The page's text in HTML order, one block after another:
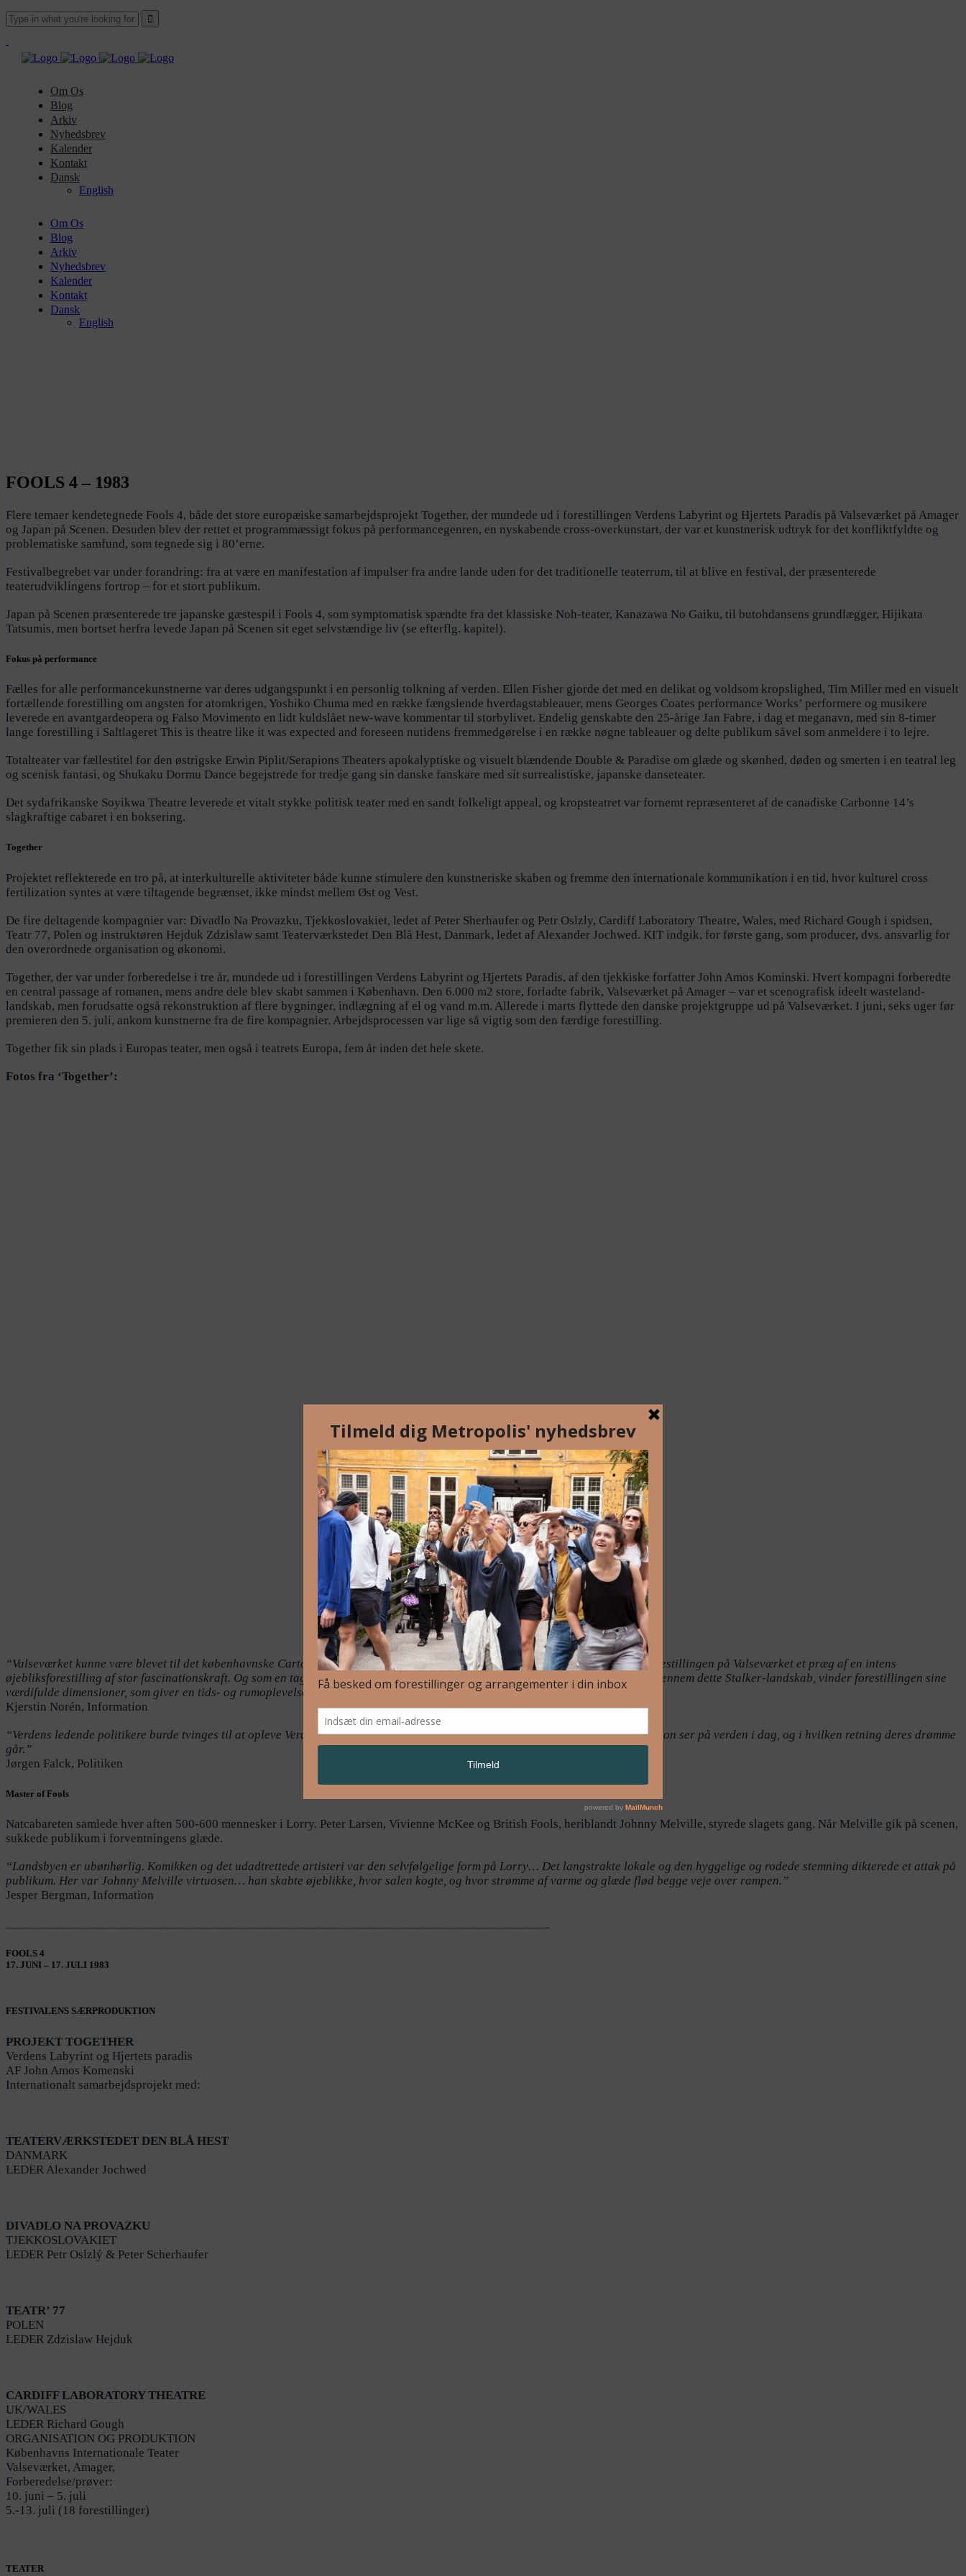
Om Os
Blog
Arkiv
Nyhedsbrev
Kalender
Kontakt
Dansk
English
Om Os
Blog
Arkiv
Nyhedsbrev
Kalender
Kontakt
Dansk
English
FOOLS 4 – 1983
Flere temaer kendetegnede Fools 4, både det store europæiske samarbejdsprojekt Together, der mundede ud i forestillingen Verdens Labyrint og Hjertets Paradis på Valseværket på Amager
og Japan på Scenen. Desuden blev der rettet et programmæssigt fokus på performancegenren, en nyskabende cross-overkunstart, der var et kunstnerisk udtryk for det konfliktfyldte og
problematiske samfund, som tegnede sig i 80’erne.
Festivalbegrebet var under forandring: fra at være en manifestation af impulser fra andre lande uden for det traditionelle teaterrum, til at blive en festival, der præsenterede
teaterudviklingens fortrop – for et stort publikum.
Japan på Scenen præsenterede tre japanske gæstespil i Fools 4, som symptomatisk spændte fra det klassiske Noh-teater, Kanazawa No Gaiku, til butohdansens grundlægger, Hijikata
Tatsumis, men bortset herfra levede Japan på Scenen sit eget selvstændige liv (se efterflg. kapitel).
Fokus på performance
Fælles for alle performancekunstnerne var deres udgangspunkt i en personlig tolkning af verden. Ellen Fisher gjorde det med en delikat og voldsom kropslighed, Tim Miller med en visuelt
fortællende forestilling om angsten for atomkrigen, Yoshiko Chuma med en række fængslende hverdagstableauer, mens Georges Coates performance Works’ performere og musikere
leverede en avantgardeopera og Falso Movimento en lidt kuldslået new-wave kommentar til storbylivet. Endelig genskabte den 25-årige Jan Fabre, i dag et meganavn, med sin 8-timer
lange forestilling i Saltlageret This is theatre like it was expected and foreseen nutidens fremmedgørelse i en række nøgne tableauer og delte publikum såvel som anmeldere i to lejre.
Totalteater var fællestitel for den østrigske Erwin Piplit/Serapions Theaters apokalyptiske og visuelt blændende Double & Paradise om glæde og skønhed, døden og smerten i en teatral leg
og scenisk fantasi, og Shukaku Dormu Dance begejstrede for tredje gang sin danske fanskare med sit surrealistiske, japanske danseteater.
Det sydafrikanske Soyikwa Theatre leverede et vitalt stykke politisk teater med en sandt folkeligt appeal, og kropsteatret var fornemt repræsenteret af de canadiske Carbonne 14’s
slagkraftige cabaret i en boksering.
Together
Projektet reflekterede en tro på, at interkulturelle aktiviteter både kunne stimulere den kunstneriske skaben og fremme den internationale kommunikation i en tid, hvor kulturel cross
fertilization syntes at være tiltagende begrænset, ikke mindst mellem Øst og Vest.
De fire deltagende kompagnier var: Divadlo Na Provazku, Tjekkoslovakiet, ledet af Peter Sherhaufer og Petr Oslzly, Cardiff Laboratory Theatre, Wales, med Richard Gough i spidsen,
Teatr 77, Polen og instruktøren Hejduk Zdzislaw samt Teaterværkstedet Den Blå Hest, Danmark, ledet af Alexander Jochwed. KIT indgik, for første gang, som producer, dvs. ansvarlig for
den overordnede organisation og økonomi.
Together, der var under forberedelse i tre år, mundede ud i forestillingen Verdens Labyrint og Hjertets Paradis, af den tjekkiske forfatter John Amos Kominski. Hvert kompagni forberedte
en central passage af romanen, mens andre dele blev skabt sammen i København. Den 6.000 m2 store, forladte fabrik, Valseværket på Amager – var et scenografisk ideelt wasteland-
landskab, men forudsatte også rekonstruktion af flere bygninger, indlægning af el og vand m.m. Allerede i marts flyttede den danske projektgruppe ud på Valseværket. I juni, seks uger før
premieren den 5. juli, ankom kunstnerne fra de fire kompagnier. Arbejdsprocessen var lige så vigtig som den færdige forestilling.
Together fik sin plads i Europas teater, men også i teatrets Europa, fem år inden det hele skete.
Fotos fra ‘Together’:
“Valseværket kunne være blevet til det københavnske Cartoucherie, men det hele skal rives ned til efteråret. Det giver livet og forestillingen på Valseværket et præg af en intens
øjebliksforestilling af stor fascinationskraft. Og som en tagen det forladte, det ubrugelige, i brug, som et tilbud om en vandring gennem dette Stalker-landskab, vinder forestillingen sine
værdifulde dimensioner, som giver en tids- og rumoplevelse af sjælden art.”
Kjerstin Norén, Information
“Verdens ledende politikere burde tvinges til at opleve Verdens Labyrint… Så ville de få essensen af, hvordan den yngste generation ser på verden i dag, og i hvilken retning deres drømme
går.”
Jørgen Falck, Politiken
Master of Fools
Natcabareten samlede hver aften 500-600 mennesker i Lorry. Peter Larsen, Vivienne McKee og British Fools, heriblandt Johnny Melville, styrede slagets gang. Når Melville gik på scenen,
sukkede publikum i forventningens glæde.
“Landsbyen er ubønhørlig. Komikken og det udadtrettede artisteri var den selvfølgelige form på Lorry… Det langstrakte lokale og den hyggelige og rodede stemning dikterede et attak på
publikum. Her var Johnny Melville virtuosen… han skabte øjeblikke, hvor salen kogte, og hvor strømme af varme og glæde flød begge veje over rampen.”
Jesper Bergman, Information
FOOLS 4
17. JUNI – 17. JULI 1983
FESTIVALENS SÆRPRODUKTION
PROJEKT TOGETHER
Verdens Labyrint og Hjertets paradis
AF John Amos Komenski
Internationalt samarbejdsprojekt med:
TEATERVÆRKSTEDET DEN BLÅ HEST
DANMARK
LEDER Alexander Jochwed
DIVADLO NA PROVAZKU
TJEKKOSLOVAKIET
LEDER Petr Oslzlý & Peter Scherhaufer
TEATR’ 77
POLEN
LEDER Zdzislaw Hejduk
CARDIFF LABORATORY THEATRE
UK/WALES
LEDER Richard Gough
ORGANISATION OG PRODUKTION
Københavns Internationale Teater
Valseværket, Amager,
Forberedelse/prøver:
10. juni – 5. juli
5.-13. juli (18 forestillinger)
TEATER